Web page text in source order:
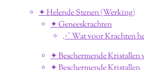
✦ Helende Stenen (Werking)
✦ Geneeskrachten
⋰ Wat voor Krachten
✦ Beschermende Kristallen